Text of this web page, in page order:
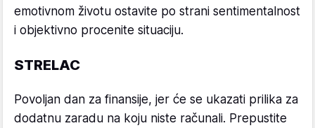
emotivnom životu ostavite po strani sentimentalnost
i objektivno procenite situaciju.
STRELAC
Povoljan dan za finansije, jer će se ukazati prilika za
dodatnu zaradu na koju niste računali. Prepustite